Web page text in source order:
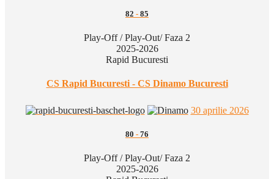
82 - 85
Play-Off / Play-Out/ Faza 2
2025-2026
Rapid Bucuresti
CS Rapid Bucuresti - CS Dinamo Bucuresti
30 aprilie 2026
80 - 76
Play-Off / Play-Out/ Faza 2
2025-2026